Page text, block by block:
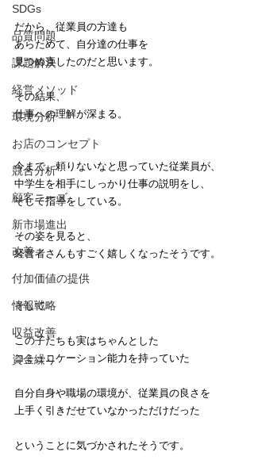
SDGs
品質問題
課題解決
経営メソッド
環境分析
お店のコンセプト
競合分析
顧客ニーズ
新市場進出
改善
付加価値の提供
情報戦略
収益改善
資金繰り
だから、従業員の方達も
あらためて、自分達の仕事を
見つめ直したのだと思います。
その結果、
仕事への理解が深まる。
今まで、頼りないなと思っていた従業員が、
中学生を相手にしっかり仕事の説明をし、
そして指導をしている。
その姿を見ると、
経営者さんもすごく嬉しくなったそうです。
そして
この子たちも実はちゃんとした
コミュニケーション能力を持っていた
自分自身や職場の環境が、従業員の良さを
上手く引きだせていなかっただけだった
ということに気づかされたそうです。